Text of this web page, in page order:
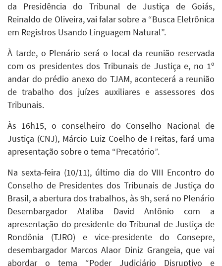
da Presidência do Tribunal de Justiça de Goiás,
Reinaldo de Oliveira, vai falar sobre a “Busca Eletrônica
em Registros Usando Linguagem Natural”.
À tarde, o Plenário será o local da reunião reservada
com os presidentes dos Tribunais de Justiça e, no 1º
andar do prédio anexo do TJAM, acontecerá a reunião
de trabalho dos juízes auxiliares e assessores dos
Tribunais.
Às 16h15, o conselheiro do Conselho Nacional de
Justiça (CNJ), Márcio Luiz Coelho de Freitas, fará uma
apresentação sobre o tema “Precatório”.
Na sexta-feira (10/11), último dia do VIII Encontro do
Conselho de Presidentes dos Tribunais de Justiça do
Brasil, a abertura dos trabalhos, às 9h, será no Plenário
Desembargador Ataliba David Antônio com a
apresentação do presidente do Tribunal de Justiça de
Rondônia (TJRO) e vice-presidente do Consepre,
desembargador Marcos Alaor Diniz Grangeia, que vai
abordar o tema “Poder Judiciário Disruptivo e